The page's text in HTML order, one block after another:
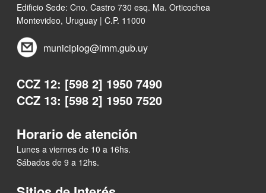
Edificio Sede: Cno. Castro 730 esq. Ma. Orticochea
Montevideo, Uruguay | C.P. 11000
municipiog@imm.gub.uy
CCZ 12: [598 2] 1950 7490
CCZ 13: [598 2] 1950 7520
Horario de atención
Lunes a viernes de 10 a 16hs.
Sábados de 9 a 12hs.